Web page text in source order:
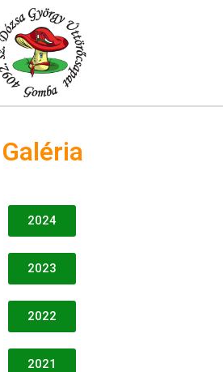
Galéria
2024
2023
2022
2021